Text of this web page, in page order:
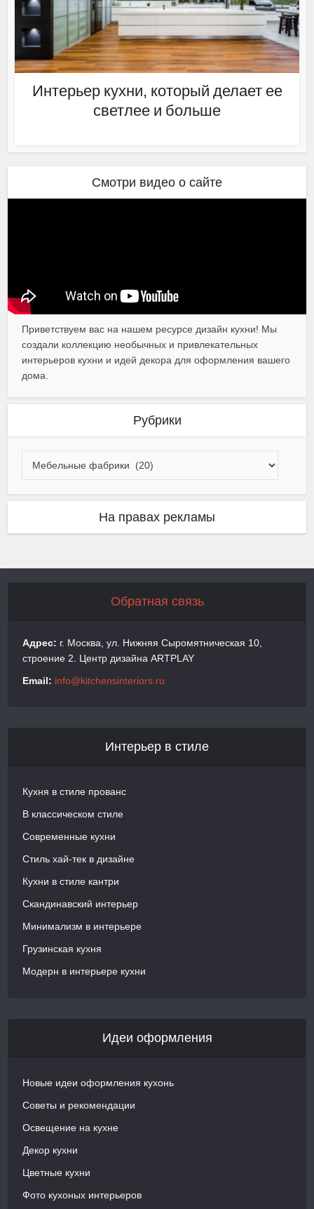
Интерьер кухни, который делает ее
светлее и больше
Смотри видео о сайте
Приветствуем вас на нашем ресурсе дизайн кухни! Мы
создали коллекцию необычных и привлекательных
интерьеров кухни и идей декора для оформления вашего
дома.
Рубрики
На правах рекламы
Обратная связь
Адрес: г. Москва, ул. Нижняя Сыромятническая 10,
строение 2. Центр дизайна ARTPLAY
Email: info@kitchensinteriors.ru
Интерьер в стиле
Кухня в стиле прованс
В классическом стиле
Современные кухни
Стиль хай-тек в дизайне
Кухни в стиле кантри
Скандинавский интерьер
Минимализм в интерьере
Грузинская кухня
Модерн в интерьере кухни
Идеи оформления
Новые идеи оформления кухонь
Советы и рекомендации
Освещение на кухне
Декор кухни
Цветные кухни
Фото кухоных интерьеров